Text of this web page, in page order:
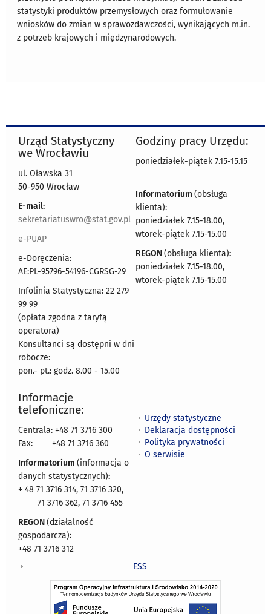
statystyki produktów przemysłowych oraz formułowanie
wniosków do zmian w sprawozdawczości, wynikających m.in.
z potrzeb krajowych i międzynarodowych.
Urząd Statystyczny
we Wrocławiu
ul. Oławska 31
50-950 Wrocław
E-mail:
sekretariatuswro@stat.gov.pl
e-PUAP
e-Doręczenia:
AE:PL-95796-54196-CGRSG-29
Infolinia Statystyczna: 22 279
99 99
(opłata zgodna z taryfą
operatora)
Konsultanci są dostępni w dni
robocze:
pon.- pt.: godz. 8.00 - 15.00
Godziny pracy Urzędu:
poniedziałek-piątek 7.15-15.15
Informatorium (obsługa
klienta):
poniedziałek 7.15-18.00,
wtorek-piątek 7.15-15.00
REGON(obsługa klienta):
poniedziałek 7.15-18.00,
wtorek-piątek 7.15-15.00
Informacje
telefoniczne:
Centrala: +48 71 3716 300
Fax:
+48 71 3716 360
Informatorium (informacja o
danych statystycznych):
+ 48 71 3716 314, 71 3716 320,
71 3716 362, 71 3716 455
REGON(działalność
gospodarcza):
+48 71 3716 312
Urzędy statystyczne
Deklaracja dostępności
Polityka prywatności
O serwisie
ESS